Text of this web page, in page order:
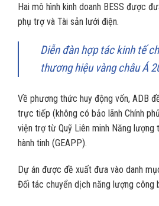
Hai mô hình kinh doanh BESS được
phụ trợ và Tài sản lưới điện.
Diễn đàn hợp tác kinh tế
thương hiệu vàng châu Á
Về phương thức huy động vốn, ADB
trực tiếp (không có bảo lãnh Chính
viện trợ từ Quỹ Liên minh Năng
hành tinh (GEAPP).
Dự án được đề xuất đưa vào danh
Đối tác chuyển dịch năng lượng công